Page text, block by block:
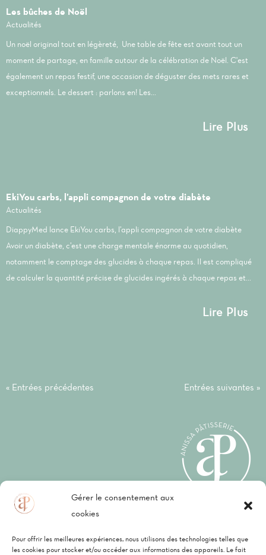
Gérer le consentement aux
cookies
Pour offrir les meilleures expériences, nous utilisons des technologies telles que
les cookies pour stocker et/ou accéder aux informations des appareils. Le fait
Les bûches de Noël
Actualités
Un noël original tout en légèreté, Une table de fête est avant tout un
moment de partage, en famille autour de la célébration de Noël. C'est
également un repas festif, une occasion de déguster des mets rares et
exceptionnels. Le dessert : parlons en! Les...
Lire Plus
EkiYou carbs, l’appli compagnon de votre diabète
Actualités
DiappyMed lance EkiYou carbs, l’appli compagnon de votre diabète
Avoir un diabète, c’est une charge mentale énorme au quotidien,
notamment le comptage des glucides à chaque repas. Il est compliqué
de calculer la quantité précise de glucides ingérés à chaque repas et...
Lire Plus
« Entrées précédentes Entrées suivantes »
Mentions légales CGV – Politique de
confidentialité